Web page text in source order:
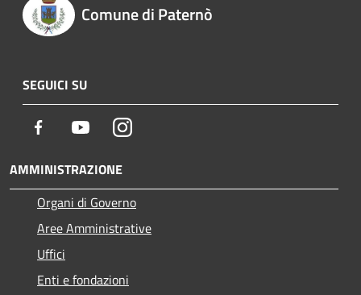
Comune di Paternò
SEGUICI SU
Facebook YoutubeInstagram
AMMINISTRAZIONE
Organi di Governo
Aree Amministrative
Uffici
Enti e fondazioni